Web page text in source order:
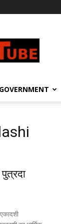
GOVERNMENT